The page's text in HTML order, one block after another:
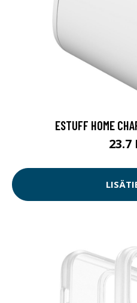
ESTUFF HOME
23.7